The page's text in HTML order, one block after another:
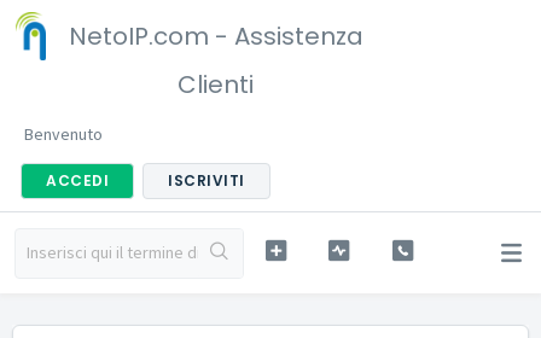
NetoIP.com - Assistenza
Clienti
Benvenuto
ACCEDI ISCRIVITI